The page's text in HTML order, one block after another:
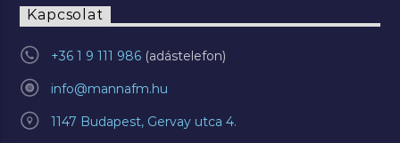
Kapcsolat
+36 1 9 111 986
info@mannafm.hu
1147 Budapest, Gervay utca 4.